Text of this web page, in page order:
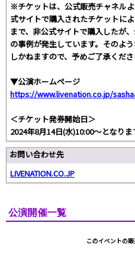
※チケットは、公式販売チャネル
式サイトで購入されたチケットに
まで、非公式サイトで購入したが
の事例が発生しています。そのよ
しかねますので、予めご了承くださ
▼公演ホームページ
https://www.livenation.co.jp/
＜チケット発券開始日＞
2024年8月14日(水)10:00～となり
お問い合わせ先
LIVENATION.CO.JP
公演開催一覧
このイベントの